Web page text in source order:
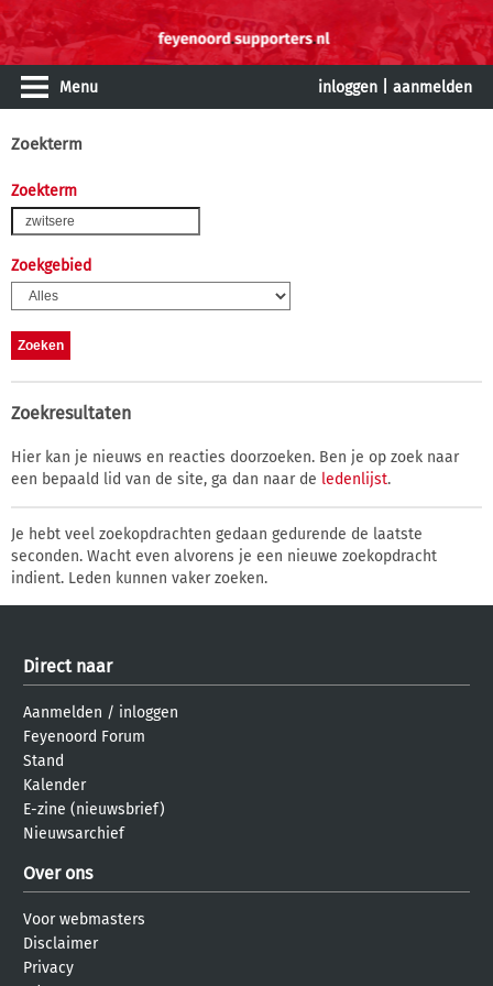
Menu inloggen aanmelden
Zoekterm
Zoekterm
Zoekgebied
Zoekresultaten
Hier kan je nieuws en reacties doorzoeken. Ben je op zoek naar
een bepaald lid van de site, ga dan naar de ledenlijst.
Je hebt veel zoekopdrachten gedaan gedurende de laatste
seconden. Wacht even alvorens je een nieuwe zoekopdracht
indient. Leden kunnen vaker zoeken.
Direct naar
Aanmelden / inloggen
Feyenoord Forum
Stand
Kalender
E-zine (nieuwsbrief)
Nieuwsarchief
Over ons
Voor webmasters
Disclaimer
Privacy